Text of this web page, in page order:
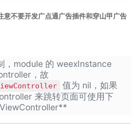
不要开发广点通广告插件和穿山甲广告
，module 的 weexInstance
，故
值为 nil，如果
来跳转页面可使用下